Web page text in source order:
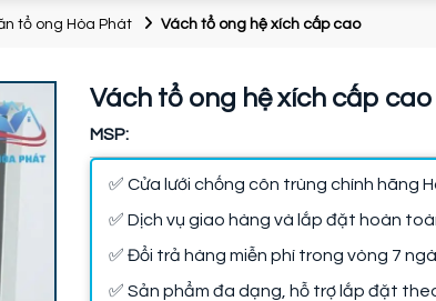
tổ ong Hòa Phát Vách tổ ong hệ xích cấp cao
Vách tổ ong hệ xích cấp cao
MSP:
✅ Cửa lưới chống côn trùng chính hãng
✅ Dịch vụ giao hàng và lắp đặt hoàn
✅ Đổi trả hàng miễn phí trong vòng 7
✅ Sản phẩm đa dạng, hỗ trợ lắp đặt